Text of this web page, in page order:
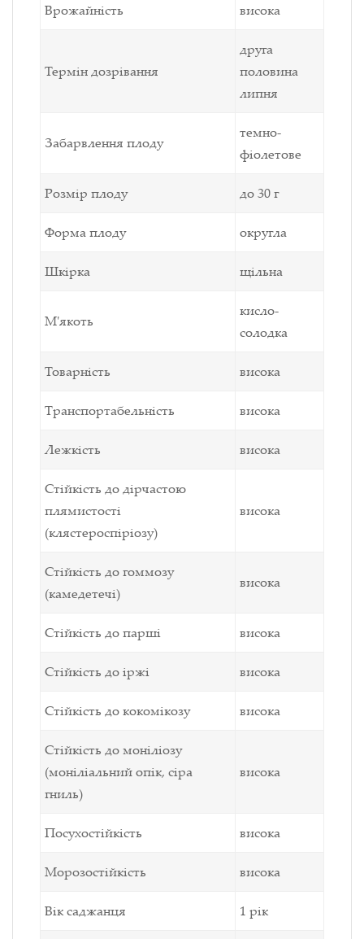
Врожайність висока
Термін дозрівання
друга
половина
липня
Забарвлення плоду
темно-
фіолетове
Розмір плоду до 30 г
Форма плоду округла
Шкірка щільна
М'якоть
кисло-
солодка
Товарність висока
Транспортабельність висока
Лежкість висока
Стійкість до дірчастою
плямистості
(клястероспіріозу)
висока
Стійкість до гоммозу
(камедетечі)
висока
Стійкість до парші висока
Стійкість до іржі висока
Стійкість до кокомікозу висока
Стійкість до моніліозу
(моніліальний опік, сіра
гниль)
висока
Посухостійкість висока
Морозостійкість висока
Вік саджанця 1 рік